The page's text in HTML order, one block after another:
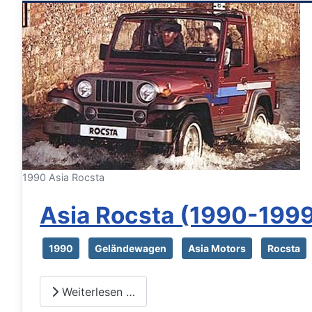
1990 Asia Rocsta
Asia Rocsta (1990-
1990 Geländewagen Asia Motors Rocsta
Weiterlesen …